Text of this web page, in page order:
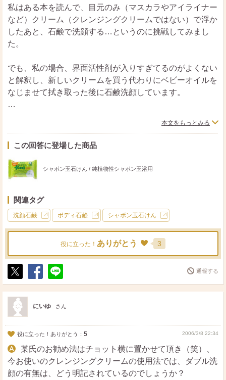
私はある本を読んで、目元のみ（マスカラやアイライナー
など）クリーム（クレンジングクリームではない）で浮か
したあと、石鹸で洗顔する…というのに挑戦してみまし
た。
でも、私の場合、界面活性剤が入りすぎてるのがよくない
と解釈し、新しいクリームを買う代わりにベビーオイルを
なじませて拭き取った後に石鹸洗顔しています。
ウダーで、軽めな方だと思うのですが、石鹸だけだと、ど
うしても小鼻やあごにざらつきが残ってしまって気になる
ベビーオイルを使い切ったらクリームにしてみようと思っ
ないです。
本文をもっとみる
この回答に登場した商品
シャボン玉石けん / 純植物性シャボン玉浴用
関連タグ
洗顔石鹸 ボディ石鹸 シャボン玉石けん
役に立った！ ありがとう 3
ポ
ス
ト
シ
ェ
送
る
通報する
にいゆ さん
役に立った！ありがとう： 5 2006/3/8 22:34
某氏のお勧め法はチョット横に置かせて頂き（笑）、
今お使いのクレンジングクリームの使用法では、ダブル洗
顔の有無は、どう明記されているのでしょうか？